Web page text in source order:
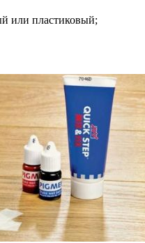
или пластиковый;